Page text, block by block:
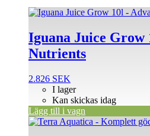
Iguana Juice Grow
Nutrients
2.826 SEK
I lager
Kan skickas idag
Lägg till i vagn
Den